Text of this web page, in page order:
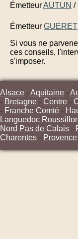
ÉmetteurAUTUN /
Émetteur GUERET
Si vous ne
ces conseils,
s'imposer.
Alsace -Aquitaine -
- Bretagne - Centre -
- Franche Comté -
Languedoc
Nord Pas de Calais -
Charentes -